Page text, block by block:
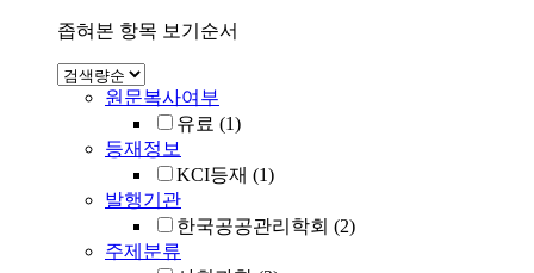
좁혀본 항목 보기순서
원문복사여부
유료 (1)
등재정보
KCI등재 (1)
발행기관
한국공공관리학회 (2)
주제분류